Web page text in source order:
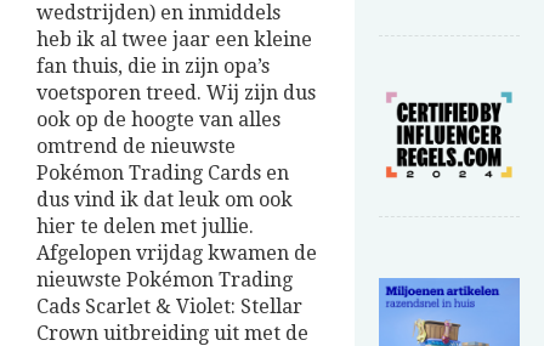
wedstrijden) en inmiddels
heb ik al twee jaar een kleine
fan thuis, die in zijn opa’s
voetsporen treed. Wij zijn dus
ook op de hoogte van alles
omtrend de nieuwste
Pokémon Trading Cards en
dus vind ik dat leuk om ook
hier te delen met jullie.
Afgelopen vrijdag kwamen de
nieuwste Pokémon Trading
Cads Scarlet & Violet: Stellar
Crown uitbreiding uit met de